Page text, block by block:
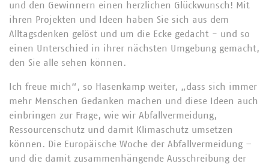
und den Gewinnern einen herzlichen Glückwunsch! Mit
ihren Projekten und Ideen haben Sie sich aus dem
Alltagsdenken gelöst und um die Ecke gedacht - und so
einen Unterschied in ihrer nächsten Umgebung gemacht,
den Sie alle sehen können.
Ich freue mich“, so Hasenkamp weiter, „dass sich immer
mehr Menschen Gedanken machen und diese Ideen auch
einbringen zur Frage, wie wir Abfallvermeidung,
Ressourcenschutz und damit Klimaschutz umsetzen
können. Die Europäische Woche der Abfallvermeidung –
und die damit zusammenhängende Ausschreibung der